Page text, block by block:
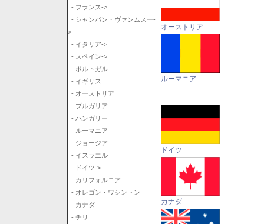
- フランス->
- シャンパン・ヴァンムスー-
>
- イタリア->
- スペイン->
- ポルトガル
- イギリス
- オーストリア
- ブルガリア
- ハンガリー
- ルーマニア
- ジョージア
- イスラエル
- ドイツ->
- カリフォルニア
- オレゴン・ワシントン
- カナダ
- チリ
オーストリア
ルーマニア
ドイツ
カナダ